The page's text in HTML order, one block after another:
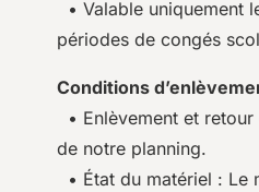
• Valable uniquement
périodes de congés
Conditions
• Enlèvement et
de notre planning.
• État du matériel : Le